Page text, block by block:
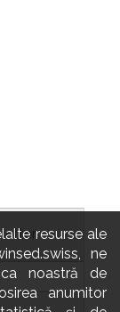
resurse ale
ne
noastră de
anumitor